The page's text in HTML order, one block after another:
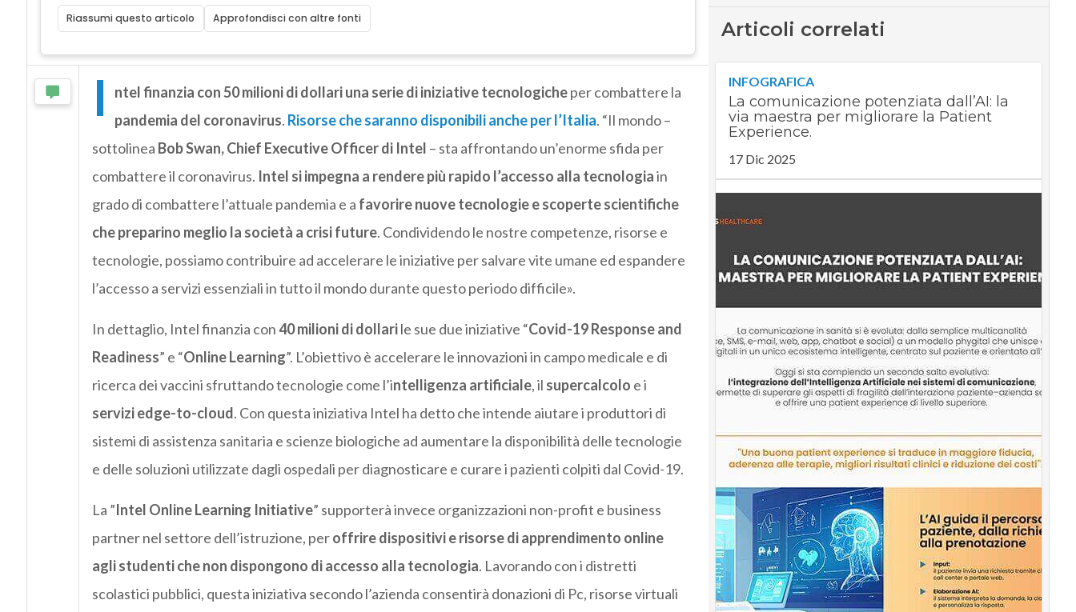
Riassumi questo articolo Approfondisci con altre fonti
I ntel finanzia con 50 milioni di dollari una serie di iniziative tecnologicheper combattere la
pandemia del coronavirus. Risorse che saranno disponibili anche per l’Italia. “Il mondo –
sottolinea Bob Swan, Chief Executive Officer di Intel – sta affrontando un’enorme sfida per
combattere il coronavirus. Intel si impegna a rendere più rapido l’accesso alla tecnologiain
grado di combattere l’attuale pandemia e a favorire nuove tecnologie e scoperte scientifiche
che preparino meglio la società a crisi future. Condividendo le nostre competenze, risorse e
tecnologie, possiamo contribuire ad accelerare le iniziative per salvare vite umane ed espandere
l’accesso a servizi essenziali in tutto il mondo durante questo periodo difficile».
In dettaglio, Intel finanzia con40 milioni di dollarile sue due iniziative “Covid-19 Response and
Readiness” e “Online Learning”. L’obiettivo è accelerare le innovazioni in campo medicale e di
ricerca dei vaccini sfruttando tecnologie come l’intelligenza artificiale, il supercalcolo e i
servizi edge-to-cloud. Con questa iniziativa Intel ha detto che intende aiutare i produttori di
sistemi di assistenza sanitaria e scienze biologiche ad aumentare la disponibilità delle tecnologie
e delle soluzioni utilizzate dagli ospedali per diagnosticare e curare i pazienti colpiti dal Covid-19.
La ”Intel Online Learning Initiative” supporterà invece organizzazioni non-profit e business
partner nel settore dell’istruzione, peroffrire dispositivi e risorse di apprendimento online
agli studenti che non dispongono di accesso alla tecnologia. Lavorando con i distretti
scolastici pubblici, questa iniziativa secondo l’azienda consentirà donazioni di Pc, risorse virtuali
Articoli correlati
INFOGRAFICA
La comunicazione potenziata dall’AI: la
via maestra per migliorare la Patient
Experience.
17 Dic 2025